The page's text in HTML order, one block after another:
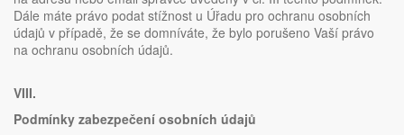
Dále máte právo podat stížnost u Úřadu pro ochranu osobních
údajů v případě, že se domníváte, že bylo porušeno Vaší právo
na ochranu osobních údajů.
VIII.
Podmínky zabezpečení osobních údajů